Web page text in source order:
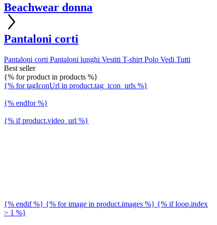
Beachwear donna
Pantaloni corti
Pantaloni corti Pantaloni lunghi Vestiti T-shirt Polo Vedi Tutti
Best seller
{% for product in products %}
{% for tagIconUrl in product.tag_icon_urls %}
{% endfor %}
{% if product.video_url %}
{% endif %} {% for image in product.images %} {% if loop.index
> 1 %}